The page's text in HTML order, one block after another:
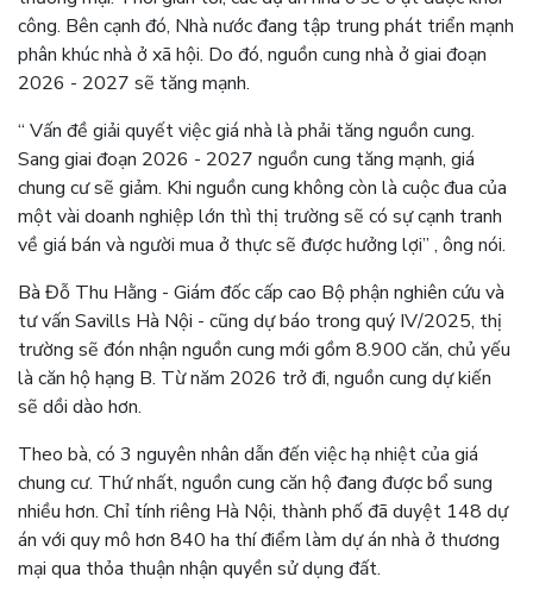
công. Bên cạnh đó, Nhà nước đang tập trung phát triển mạnh
phân khúc nhà ở xã hội. Do đó, nguồn cung nhà ở giai đoạn
2026 - 2027 sẽ tăng mạnh.
“ Vấn đề giải quyết việc giá nhà là phải tăng nguồn cung.
Sang giai đoạn 2026 - 2027 nguồn cung tăng mạnh, giá
chung cư sẽ giảm. Khi nguồn cung không còn là cuộc đua của
một vài doanh nghiệp lớn thì thị trường sẽ có sự cạnh tranh
về giá bán và người mua ở thực sẽ được hưởng lợi” , ông nói.
Bà Đỗ Thu Hằng - Giám đốc cấp cao Bộ phận nghiên cứu và
tư vấn Savills Hà Nội - cũng dự báo trong quý IV/2025, thị
trường sẽ đón nhận nguồn cung mới gồm 8.900 căn, chủ yếu
là căn hộ hạng B. Từ năm 2026 trở đi, nguồn cung dự kiến
sẽ dồi dào hơn.
Theo bà, có 3 nguyên nhân dẫn đến việc hạ nhiệt của giá
chung cư. Thứ nhất, nguồn cung căn hộ đang được bổ sung
nhiều hơn. Chỉ tính riêng Hà Nội, thành phố đã duyệt 148 dự
án với quy mô hơn 840 ha thí điểm làm dự án nhà ở thương
mại qua thỏa thuận nhận quyền sử dụng đất.